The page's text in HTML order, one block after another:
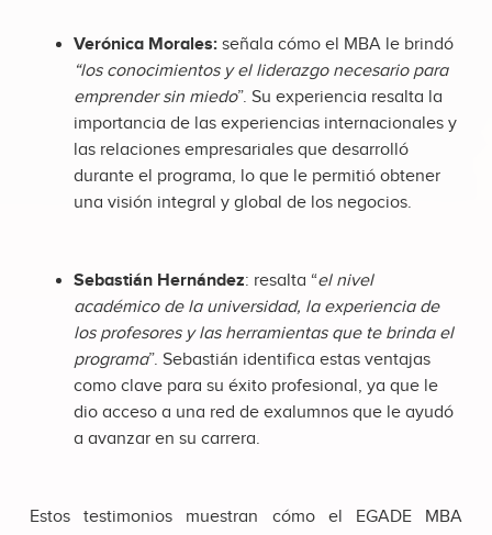
Verónica Morales: señala cómo el MBA le brindó
“los conocimientos y el liderazgo necesario para
emprender sin miedo”. Su experiencia resalta la
importancia de las experiencias internacionales y
las relaciones empresariales que desarrolló
durante el programa, lo que le permitió obtener
una visión integral y global de los negocios.
Sebastián Hernández: resalta “el nivel
académico de la universidad, la experiencia de
los profesores y las herramientas que te brinda el
programa”. Sebastián identifica estas ventajas
como clave para su éxito profesional, ya que le
dio acceso a una red de exalumnos que le ayudó
a avanzar en su carrera.
Estos testimonios muestran cómo el EGADE MBA